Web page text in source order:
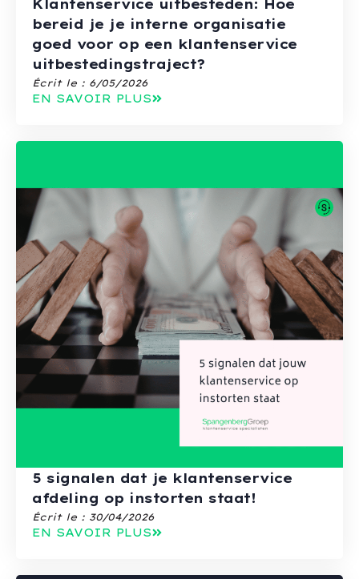
Klantenservice uitbesteden: Hoe
bereid je je interne organisatie
goed voor op een klantenservice
uitbestedingstraject?
Écrit le : 6/05/2026
EN SAVOIR PLUS
5 signalen dat je klantenservice
afdeling op instorten staat!
Écrit le : 30/04/2026
EN SAVOIR PLUS